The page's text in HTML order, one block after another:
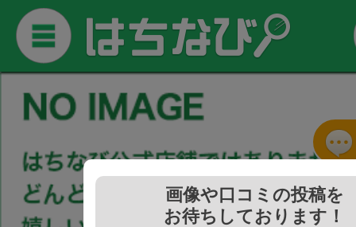
画像や口コミの投稿を
お待ちしております！